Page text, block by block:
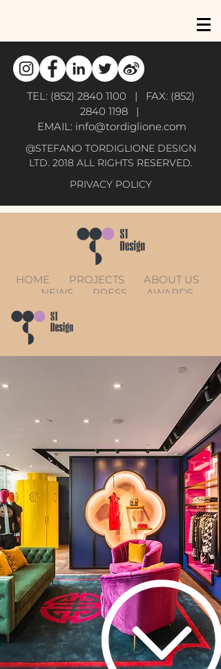
TEL: (852) 2840 1100 | FAX: (852)
2840 1198|
EMAIL: info@tordiglione.com
@STEFANO TORDIGLIONE DESIGN
LTD. 2018 ALL RIGHTS RESERVED.
PRIVACY POLICY
HOME PROJECTS
ABOUT US
NEWS
PRESS
AWARDS